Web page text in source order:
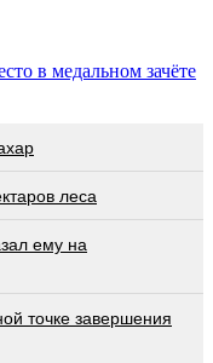
в медальном зачёте
леса
ему на
точке завершения